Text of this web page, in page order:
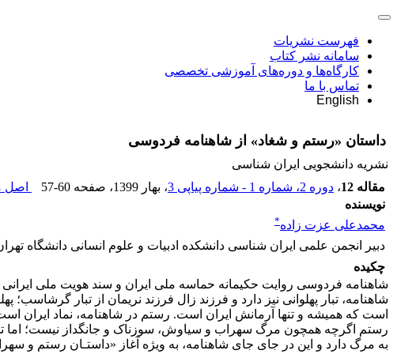
فهرست نشریات
سامانه نشر کتاب
کارگاه‌ها و دوره‌های آموزشی تخصصی
تماس با ما
English
داستان «رستم و شغاد» از شاهنامه فردوسی
نشریه دانشجویی ایران شناسی
مقاله 12
، دوره 2، شماره 1 - شماره پیاپی 3 ، بهار 1399 ، صفحه 57-60 اصل
نویسنده
محمدعلی عزت زاده*
دبیر انجمن علمی ایران شناسی دانشکده ادبیات و علوم انسانی دانشگاه
چکیده
شاهنامه فردوسی روایت حکیمانه حماسه ملی ایران و سند هویت ملی
شاهنامه، تبار پهلوانی نیز دارد و فرزند زال فرزند نریمان از تبار
است که همیشه و تنها آرمانش ایران است. رستم در شاهنامه، نماد ایران
رستم اگرچه همچون مرگ سهراب و سیاوش، سوزناک و جانگداز نیست؛ اما
به مرگ دارد و این در جای­ جای شاهنامه، به ­ویژه آغاز «داستـان رستم و